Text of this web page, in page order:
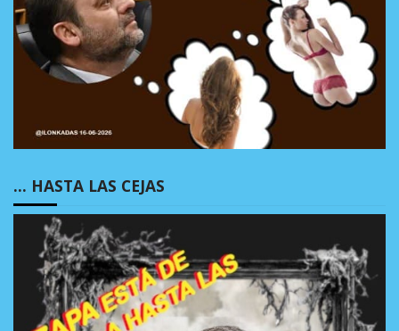
… HASTA LAS CEJAS